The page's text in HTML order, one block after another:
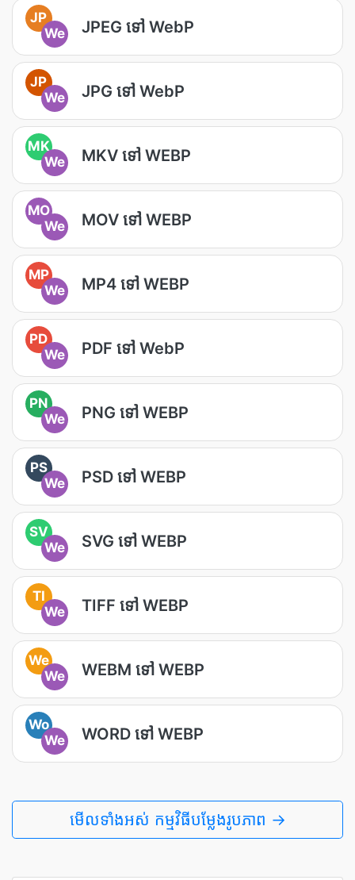
JP
We
JPEG ទៅ WebP
JP
We
JPG ទៅ WebP
MK
We
MKV ទៅ WEBP
MO
We
MOV ទៅ WEBP
MP
We
MP4 ទៅ WEBP
PD
We
PDF ទៅ WebP
PN
We
PNG ទៅ WEBP
PS
We
PSD ទៅ WEBP
SV
We
SVG ទៅ WEBP
TI
We
TIFF ទៅ WEBP
We
We
WEBM ទៅ WEBP
Wo
We
WORD ទៅ WEBP
មើលទាំងអស់ កម្មវិធីបម្លែងរូបភាព →